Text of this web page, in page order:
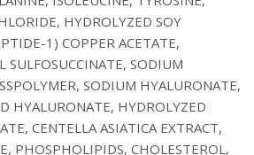
HYDROLYZED SOY
1) COPPER ACETATE,
SULFOSUCCINATE, SODIUM
SODIUM HYALURONATE,
HYALURONATE, HYDROLYZED
CENTELLA ASIATICA EXTRACT,
PHOSPHOLIPIDS, CHOLESTEROL,